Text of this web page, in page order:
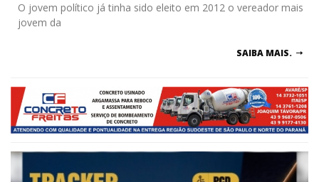
O jovem político já tinha sido eleito em 2012 o vereador mais
jovem da
SAIBA MAIS.